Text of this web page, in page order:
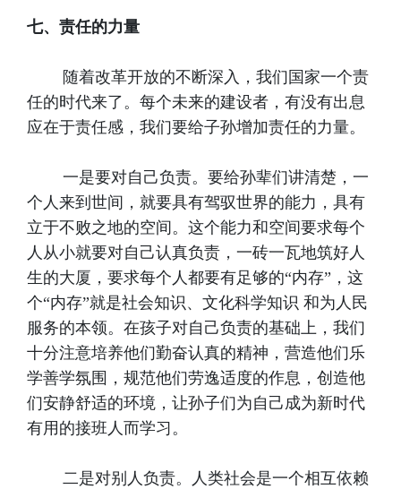
七、责任的力量
随着改革开放的不断深入，我们国家一个责
任的时代来了。每个未来的建设者，有没有出息
应在于责任感，我们要给子孙增加责任的力量。
一是要对自己负责。要给孙辈们讲清楚，一
个人来到世间，就要具有驾驭世界的能力，具有
立于不败之地的空间。这个能力和空间要求每个
人从小就要对自己认真负责，一砖一瓦地筑好人
生的大厦，要求每个人都要有足够的“内存”，这
个“内存”就是社会知识、文化科学知识 和为人民
服务的本领。在孩子对自己负责的基础上，我们
十分注意培养他们勤奋认真的精神，营造他们乐
学善学氛围，规范他们劳逸适度的作息，创造他
们安静舒适的环境，让孙子们为自己成为新时代
有用的接班人而学习。
二是对别人负责。人类社会是一个相互依赖